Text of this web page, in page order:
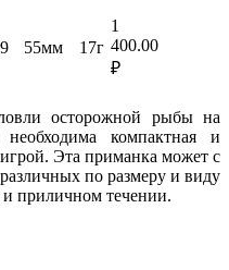
55мм 17г
1
400.00
₽
осторожной рыбы на
компактная и
Эта приманка может с
по размеру и виду
приличном течении.